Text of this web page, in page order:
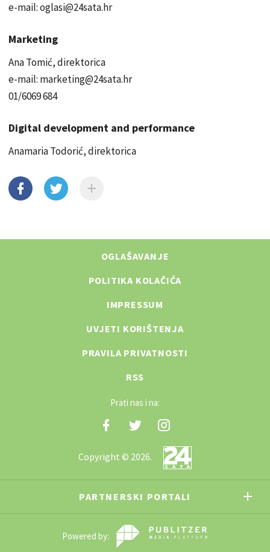
e-mail: oglasi@24sata.hr
Marketing
Ana Tomić, direktorica
e-mail: marketing@24sata.hr
01/6069 684
Digital development and performance
Anamaria Todorić, direktorica
OGLAŠAVANJE
POLITIKA KOLAČIĆA
IMPRESSUM
UVJETI KORIŠTENJA
PRAVILA PRIVATNOSTI
RSS
Prati nas i na:
Copyright © 2026.
PARTNERSKI PORTALI
Powered by: